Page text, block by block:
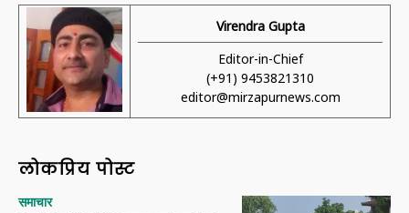
Virendra Gupta
Editor-in-Chief
(+91) 9453821310
editor@mirzapurnews.com
लोकप्रिय पोस्ट
समाचार